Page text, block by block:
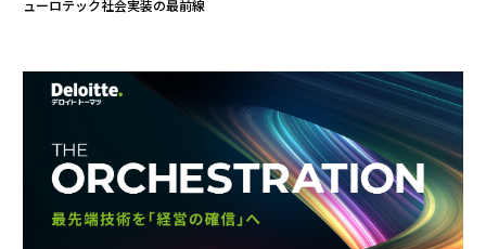
ューロテック社会実装の最前線